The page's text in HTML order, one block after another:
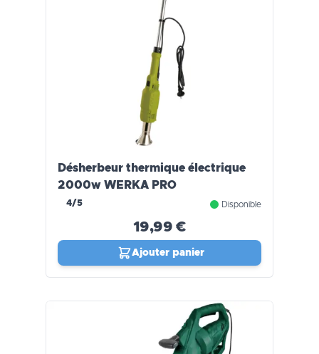
Désherbeur thermique électrique
2000w WERKA PRO
4/5 Disponible
19,99 €
Ajouter panier